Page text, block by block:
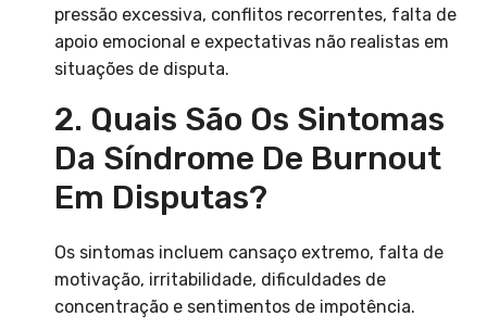
pressão excessiva, conflitos recorrentes, falta de
apoio emocional e expectativas não realistas em
situações de disputa.
2. Quais São Os Sintomas
Da Síndrome De Burnout
Em Disputas?
Os sintomas incluem cansaço extremo, falta de
motivação, irritabilidade, dificuldades de
concentração e sentimentos de impotência.